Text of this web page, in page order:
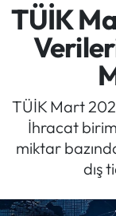
TÜİK
TÜİK Mart
İhracat
miktar
dış
Türkiye
Kültür/
Politik Kulis
Dünya
Magazin
Trabzon
Süper Lig
Tüm
Son
Haber